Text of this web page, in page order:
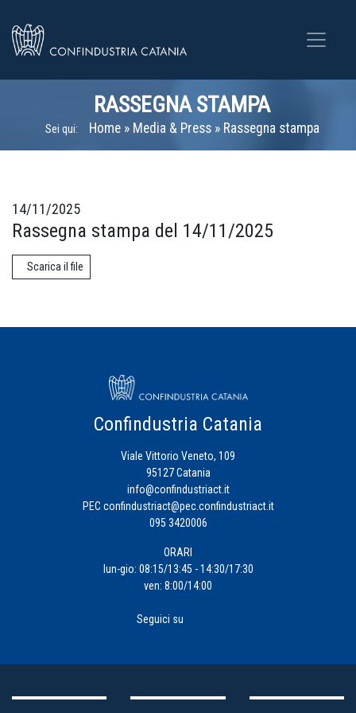
RASSEGNA STAMPA
Sei qui: Home» Media & Press» Rassegna stampa
14/11/2025
Rassegna stampa del 14/11/2025
Scarica il file
Confindustria Catania
Viale Vittorio Veneto, 109
95127 Catania
info@confindustriact.it
PEC confindustriact@pec.confindustriact.it
095 3420006
ORARI
lun-gio: 08:15/13:45 - 14:30/17:30
ven: 8:00/14:00
Seguici su